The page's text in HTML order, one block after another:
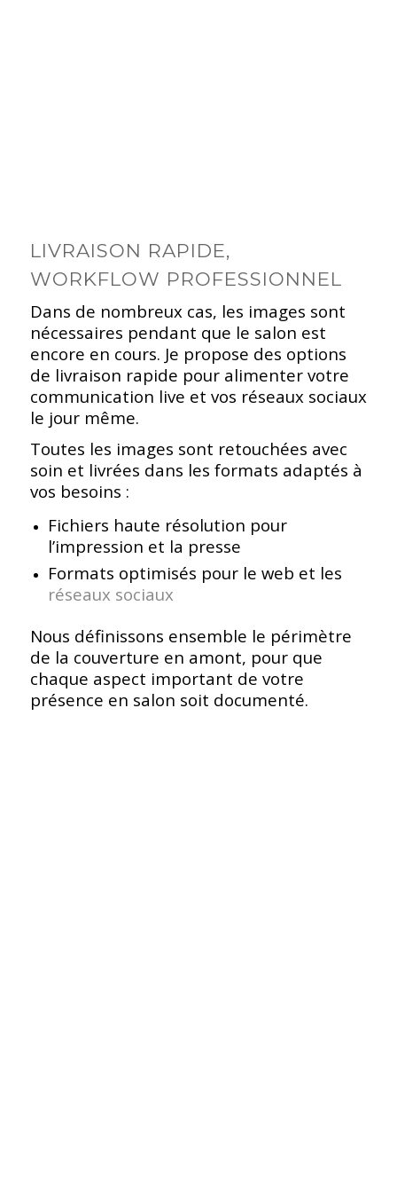
LIVRAISON RAPIDE,
WORKFLOW PROFESSIONNEL
Dans de nombreux cas, les images sont
nécessaires pendant que le salon est
encore en cours. Je propose des options
de livraison rapide pour alimenter votre
communication live et vos réseaux sociaux
le jour même.
Toutes les images sont retouchées avec
soin et livrées dans les formats adaptés à
vos besoins :
Fichiers haute résolution pour
l’impression et la presse
Formats optimisés pour le web et les
réseaux sociaux
Nous définissons ensemble le périmètre
de la couverture en amont, pour que
chaque aspect important de votre
présence en salon soit documenté.